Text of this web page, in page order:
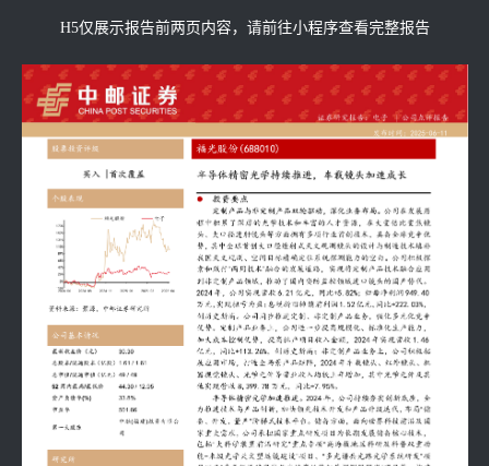
H5仅展示报告前两页内容，请前往小程序查看完整报告